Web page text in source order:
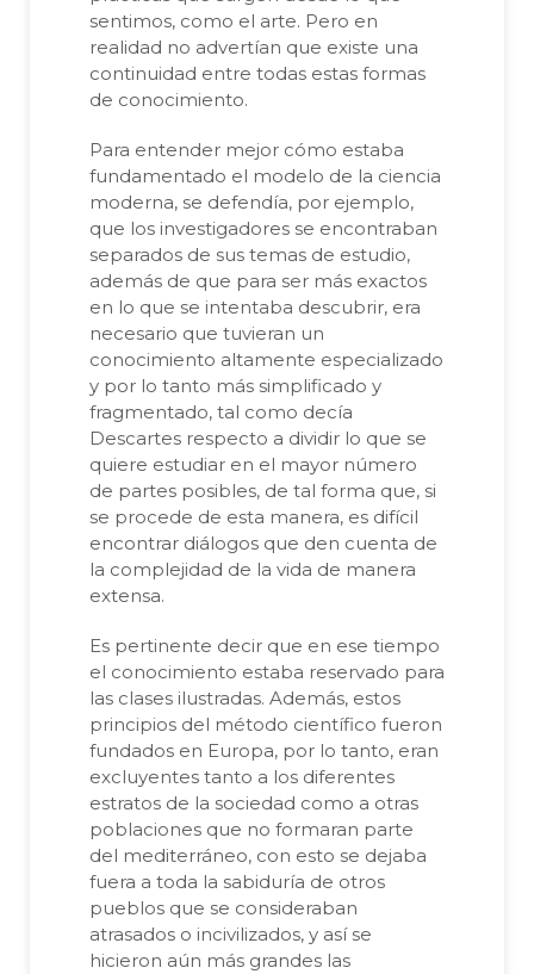
sentimos, como el arte. Pero en
realidad no advertían que existe una
continuidad entre todas estas formas
de conocimiento.
Para entender mejor cómo estaba
fundamentado el modelo de la ciencia
moderna, se defendía, por ejemplo,
que los investigadores se encontraban
separados de sus temas de estudio,
además de que para ser más exactos
en lo que se intentaba descubrir, era
necesario que tuvieran un
conocimiento altamente especializado
y por lo tanto más simplificado y
fragmentado, tal como decía
Descartes respecto a dividir lo que se
quiere estudiar en el mayor número
de partes posibles, de tal forma que, si
se procede de esta manera, es difícil
encontrar diálogos que den cuenta de
la complejidad de la vida de manera
extensa.
Es pertinente decir que en ese tiempo
el conocimiento estaba reservado para
las clases ilustradas. Además, estos
principios del método científico fueron
fundados en Europa, por lo tanto, eran
excluyentes tanto a los diferentes
estratos de la sociedad como a otras
poblaciones que no formaran parte
del mediterráneo, con esto se dejaba
fuera a toda la sabiduría de otros
pueblos que se consideraban
atrasados o incivilizados, y así se
hicieron aún más grandes las